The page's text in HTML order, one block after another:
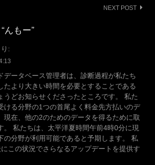
NEXT POST
んもー”
り:
データベース管理者は、診断過程が私たち
たより大きい時間を必要とすることである
うどお知らせくださったところです。 私た
ける分野の1つの首尾よく料金先方払いのデ
現在、他の2のためのデータを得るために取
。 私たちは、太平洋夏時間午前4時0分に現
の分野が利用可能であると予期します。 私
この状況でさらなるアップデートを提供す